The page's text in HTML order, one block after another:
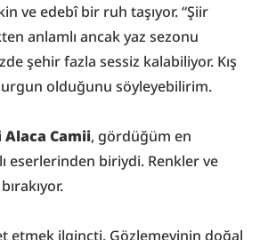
ve edebî bir ruh taşıyor. “Şiir
anlamlı ancak yaz sezonu
şehir fazla sessiz kalabiliyor. Kış
olduğunu söyleyebilirim.
Alaca Camii, gördüğüm en
eserlerinden biriydi. Renkler ve
etmek ilginçti. Gözlemevinin doğal